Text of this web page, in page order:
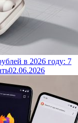
в 2026 году: 7
02.06.2026